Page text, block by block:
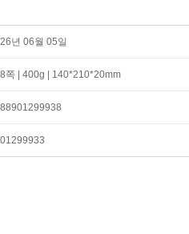
년 06월 05일
쪽 | 400g | 140*210*20mm